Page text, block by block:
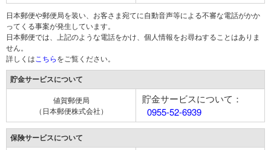
日本郵便や郵便局を装い、お客さま宛てに自動音声等による不審な電話がかか
ってくる事案が発生しています。
日本郵便では、上記のような電話をかけ、個人情報をお尋ねすることはありま
せん。
詳しくは こちらをご覧ください。
貯金サービスについて
値賀郵便局
（日本郵便株式会社）
貯金サービスについて：
0955-52-6939
保険サービスについて